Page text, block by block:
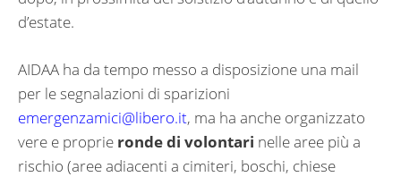
d’estate.
AIDAA ha da tempo messo a disposizione una mail
per le segnalazioni di sparizioni
emergenzamici@libero.it, ma ha anche organizzato
vere e proprie ronde di volontari nelle aree più a
rischio (aree adiacenti a cimiteri, boschi, chiese